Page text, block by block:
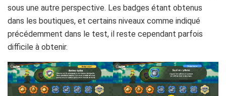
sous une autre perspective. Les badges étant obtenus
dans les boutiques, et certains niveaux comme indiqué
précédemment dans le test, il reste cependant parfois
difficile à obtenir.